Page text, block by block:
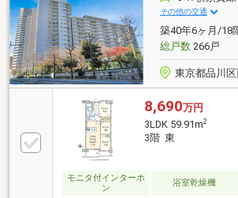
ケ谷公園」などで自然も感じられ
POINT▽・全居室収納有・オートバ
エレベーター有・宅配ロッカー有・
室乾燥機有・温水洗浄便座有
その他の交通
築40年6ヶ月/18
総戸数266戸
東京都品川区
8,690万円
3LDK 59.91m2
3階 東
モニタ付インターホ
ン
浴室乾燥機